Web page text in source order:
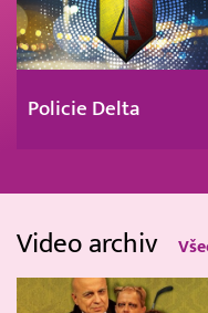
Policie Delta
Video archiv